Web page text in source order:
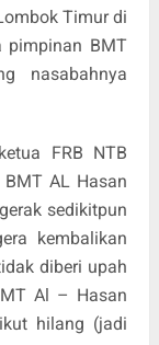
Timur di
pimpinan BMT
nasabahnya
FRB NTB
AL Hasan
sedikitpun
kembalikan
diberi upah
Al – Hasan
hilang (jadi